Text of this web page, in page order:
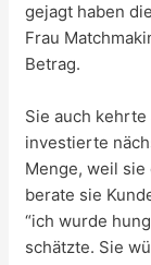
gejagt haben
Frau
Betrag.
Sie auch kehrte
investierte
Menge, weil
berate sie
“ich wurde
schätzte. Sie